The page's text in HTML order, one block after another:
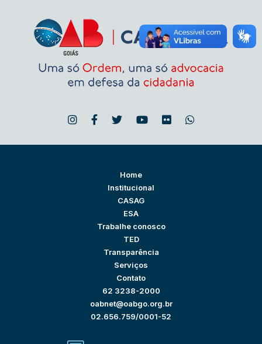
Home
Institucional
CASAG
ESA
Trabalhe conosco
TED
Transparência
Serviços
Contato
62 3238-2000
oabnet@oabgo.org.br
02.656.759/0001-52